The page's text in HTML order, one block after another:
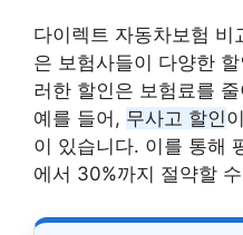
다이렉트 자동차보험
은 보험사들이 다양한
러한 할인은 보험료를
예를 들어, 무사고 할인
이 있습니다. 이를 통해
에서 30%까지 절약할